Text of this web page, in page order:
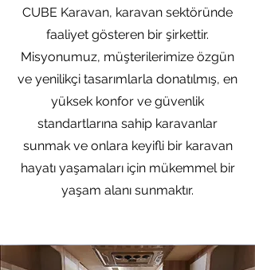
CUBE Karavan, karavan sektöründe
faaliyet gösteren bir şirkettir.
Misyonumuz, müşterilerimize özgün
ve yenilikçi tasarımlarla donatılmış, en
yüksek konfor ve güvenlik
standartlarına sahip karavanlar
sunmak ve onlara keyifli bir karavan
hayatı yaşamaları için mükemmel bir
yaşam alanı sunmaktır.